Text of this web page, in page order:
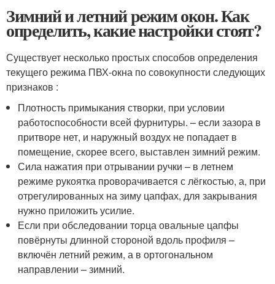
Зимний и летний режим окон. Как
определить, какие настройки стоят?
Существует несколько простых способов определения
текущего режима ПВХ-окна по совокупности следующих
признаков :
Плотность примыкания створки, при условии
работоспособности всей фурнитуры. – если зазора в
притворе нет, и наружный воздух не попадает в
помещение, скорее всего, выставлен зимний режим.
Сила нажатия при отрывании ручки – в летнем
режиме рукоятка проворачивается с лёгкостью, а, при
отрегулированных на зиму цапфах, для закрывания
нужно приложить усилие.
Если при обследовании торца овальные цапфы
повёрнуты длинной стороной вдоль профиля –
включён летний режим, а в ортогональном
направлении – зимний.